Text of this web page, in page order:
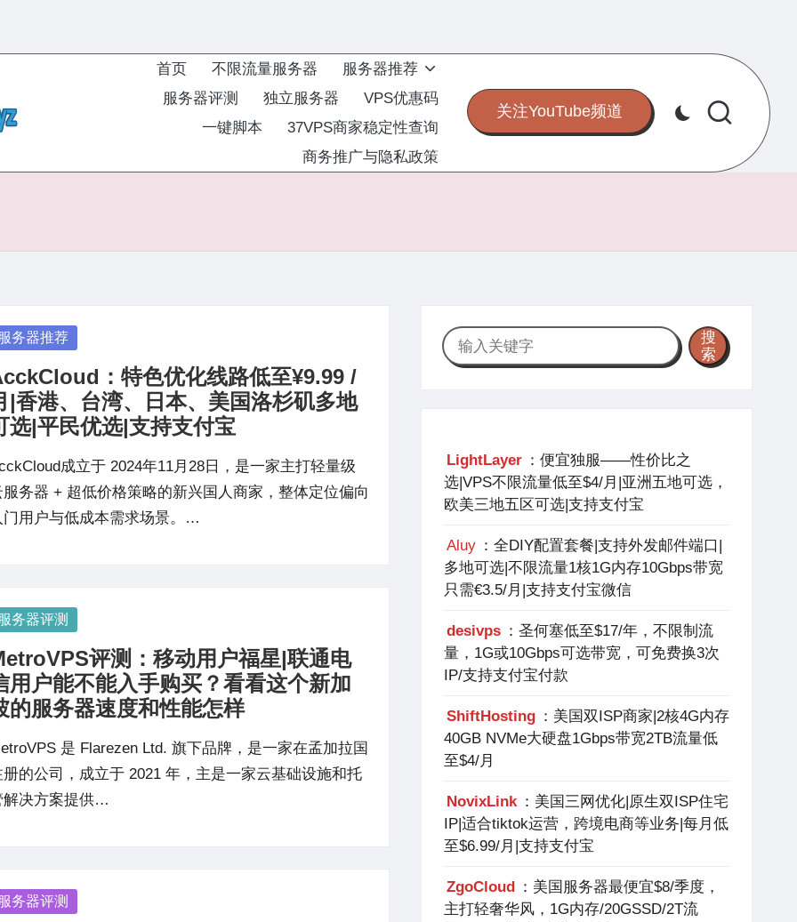
首页 不限流量服务器
服务器推荐
服务器评测
独立服务器
VPS优惠码
一键脚本
37VPS商家稳定性查询
商务推广与隐私政策
关注YouTube频道
务器推荐
：特色优化线路低至¥9.99 /
|香港、台湾、日本、美国洛杉矶多地
选|平民优选|支持支付宝
成立于 2024年11月28日，是一家主打轻量级
服务器 + 超低价格策略的新兴国人商家，整体定位偏向
门用户与低成本需求场景。…
务器评测
评测：移动用户福星|联通电
用户能不能入手购买？看看这个新加
的服务器速度和性能怎样
是 Flarezen Ltd. 旗下品牌，是一家在孟加拉国
册的公司，成立于 2021 年，主是一家云基础设施和托
解决方案提供…
务器评测
搜
索
搜
索
LightLayer ：便宜独服——性价比之
选|VPS不限流量低至$4/月|亚洲五地可选，
欧美三地五区可选|支持支付宝
Aluy ：全DIY配置套餐|支持外发邮件端口|
多地可选|不限流量1核1G内存10Gbps带宽
只需€3.5/月|支持支付宝微信
desivps ：圣何塞低至$17/年，不限制流
量，1G或10Gbps可选带宽，可免费换3次
IP/支持支付宝付款
ShiftHosting ：美国双ISP商家|2核4G内存
40GB NVMe大硬盘1Gbps带宽2TB流量低
至$4/月
NovixLink ：美国三网优化|原生双ISP住宅
IP|适合tiktok运营，跨境电商等业务|每月低
至$6.99/月|支持支付宝
ZgoCloud ：美国服务器最便宜$8/季度，
主打轻奢华风，1G内存/20GSSD/2T流